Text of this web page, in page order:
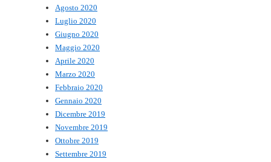
Agosto 2020
Luglio 2020
Giugno 2020
Maggio 2020
Aprile 2020
Marzo 2020
Febbraio 2020
Gennaio 2020
Dicembre 2019
Novembre 2019
Ottobre 2019
Settembre 2019